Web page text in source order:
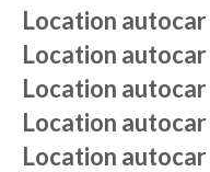
Location autocar
Location autocar
Location autocar
Location autocar
Location autocar